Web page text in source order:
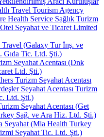
Travel Tourism Agency
Health Service Sağlık Turizm
Seyahat ve Ticaret Limited
(Galaxy Tur İnş. ve
Gıda Tic. Ltd. Şti.)
Seyahat Acentası (Dnk
Ltd. Şti.)
Turizm Seyahat Acentası
Seyahat Acentası Turizm
Ltd. Şti.)
Seyahat Acentası (Get
Sağ. ve Ara Hiz. Ltd. Şti.)
Seyahat (Mia Health Turkey
Seyahat Tic. Ltd. Şti.)